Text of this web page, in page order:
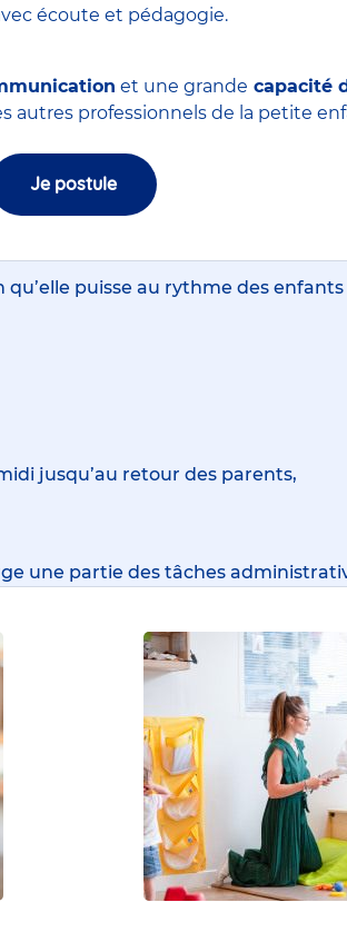
écoute et pédagogie.
et une grande capacité
autres professionnels de la petite
Je postule
puisse au rythme des
jusqu’au retour des parents,
une partie des tâches